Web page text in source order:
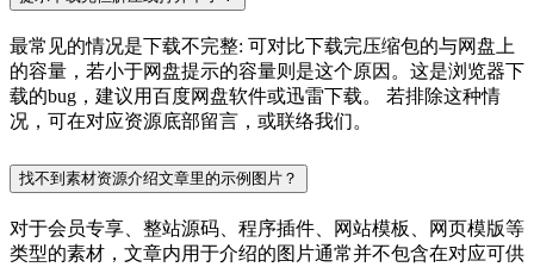
最常见的情况是下载不完整: 可对比下载完压缩包的与网盘上
的容量，若小于网盘提示的容量则是这个原因。这是浏览器下
载的bug，建议用百度网盘软件或迅雷下载。 若排除这种情
况，可在对应资源底部留言，或联络我们。
找不到素材资源介绍文章里的示例图片？
对于会员专享、整站源码、程序插件、网站模板、网页模版等
类型的素材，文章内用于介绍的图片通常并不包含在对应可供